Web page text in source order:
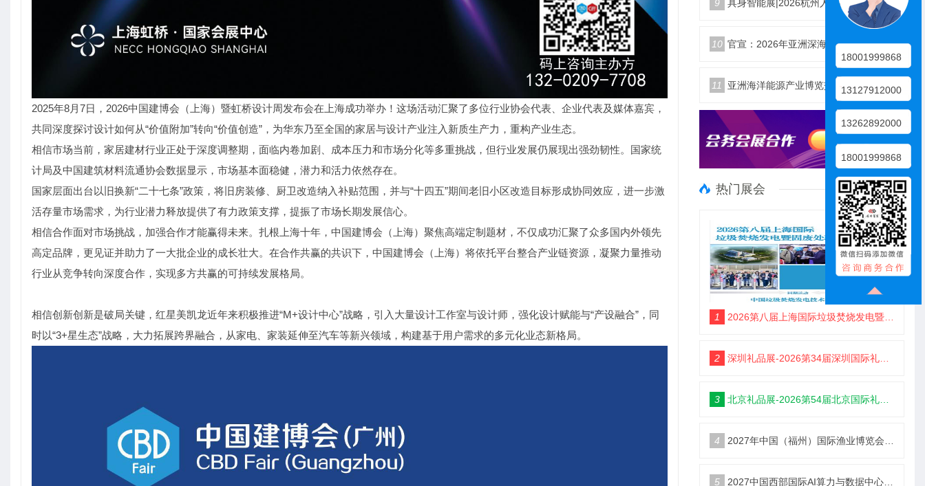
2025年8月7日，2026中国建博会（上海）暨虹桥设计周发布会在上海成功举办！这场活动汇聚了多位行业协会代表、企业代表及媒体嘉宾，
共同深度探讨设计如何从“价值附加”转向“价值创造”，为华东乃至全国的家居与设计产业注入新质生产力，重构产业生态。
相信市场当前，家居建材行业正处于深度调整期，面临内卷加剧、成本压力和市场分化等多重挑战，但行业发展仍展现出强劲韧性。国家统
计局及中国建筑材料流通协会数据显示，市场基本面稳健，潜力和活力依然存在。
国家层面出台以旧换新“二十七条”政策，将旧房装修、厨卫改造纳入补贴范围，并与“十四五”期间老旧小区改造目标形成协同效应，进一步激
活存量市场需求，为行业潜力释放提供了有力政策支撑，提振了市场长期发展信心。
相信合作面对市场挑战，加强合作才能赢得未来。扎根上海十年，中国建博会（上海）聚焦高端定制题材，不仅成功汇聚了众多国内外领先
高定品牌，更见证并助力了一大批企业的成长壮大。在合作共赢的共识下，中国建博会（上海）将依托平台整合产业链资源，凝聚力量推动
行业从竞争转向深度合作，实现多方共赢的可持续发展格局。
相信创新创新是破局关键，红星美凯龙近年来积极推进“M+设计中心”战略，引入大量设计工作室与设计师，强化设计赋能与“产设融合”，同
时以“3+星生态”战略，大力拓展跨界融合，从家电、家装延伸至汽车等新兴领域，构建基于用户需求的多元化业态新格局。
9 具身智能展|2026杭州人形机器人展|仿生机器人展5月启幕
10 官宣：2026年亚洲深海开发与海底作业装备博览交易会
11 亚洲海洋能源产业博览交易会2026年12月18日举办
热门展会
1 2026第八届上海国际垃圾焚烧发电暨固废处理技术展览会
2 深圳礼品展-2026第34届深圳国际礼品及家居用品展览会
3 北京礼品展-2026第54届北京国际礼品、赠品及家庭用品展览会
4 2027年中国（福州）国际渔业博览会|福州渔博会
5 2027中国西部国际AI算力与数据中心液冷产业展览会
18001999868
13127912000
13262892000
18001999868